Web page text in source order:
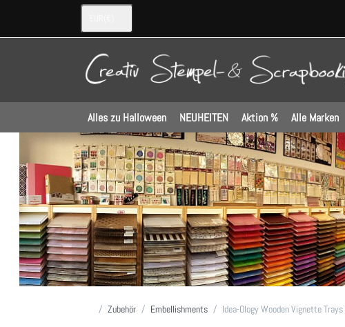
Alles zu Halloween NEUHEITEN Aktion % Alle Marken
Startseite
Zubehör Embellishments Idea-Ology Wooden Vignette